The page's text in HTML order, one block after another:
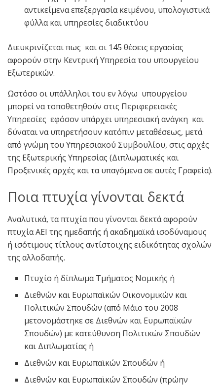
αντικείμενα επεξεργασία κειμένου, υπολογιστικά
φύλλα και υπηρεσίες διαδικτύου
Διευκρινίζεται πως και οι 145 θέσεις εργασίας
αφορούν στην Κεντρική Υπηρεσία του υπουργείου
Εξωτερικών.
Ωστόσο οι υπάλληλοι του εν λόγω υπουργείου
μπορεί να τοποθετηθούν στις Περιφερειακές
Υπηρεσίες εφόσον υπάρχει υπηρεσιακή ανάγκη και
δύναται να υπηρετήσουν κατόπιν μεταθέσεως, μετά
από γνώμη του Υπηρεσιακού Συμβουλίου, στις αρχές
της Εξωτερικής Υπηρεσίας (Διπλωματικές και
Προξενικές αρχές και τα υπαγόμενα σε αυτές Γραφεία).
Ποια πτυχία γίνονται δεκτά
Αναλυτικά, τα πτυχία που γίνονται δεκτά αφορούν
πτυχία ΑΕΙ της ημεδαπής ή ακαδημαϊκά ισοδύναμους
ή ισότιμους τίτλους αντίστοιχης ειδικότητας σχολών
της αλλοδαπής.
Πτυχίο ή δίπλωμα Τμήματος Νομικής ή
Διεθνών και Ευρωπαϊκών Οικονομικών και
Πολιτικών Σπουδών (από Μάιο του 2008
μετονομάστηκε σε Διεθνών και Ευρωπαϊκών
Σπουδών) με κατεύθυνση Πολιτικών Σπουδών
και Διπλωματίας ή
Διεθνών και Ευρωπαϊκών Σπουδών ή
Διεθνών και Ευρωπαϊκών Σπουδών (πρώην